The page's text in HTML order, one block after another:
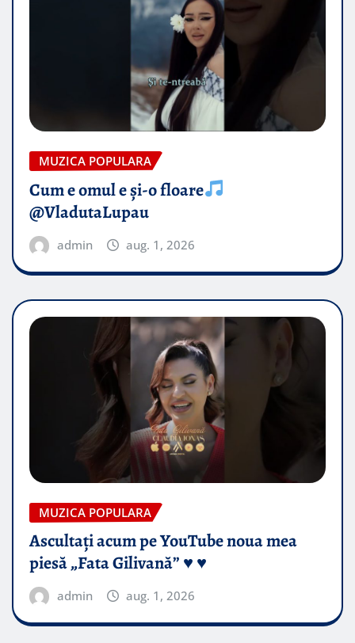
MUZICA POPULARA
Cum e omul e și-o floare
@VladutaLupau
admin aug. 1, 2026
MUZICA POPULARA
Ascultați acum pe YouTube noua mea
piesă „Fata Gilivană” ♥️ ♥️
admin aug. 1, 2026